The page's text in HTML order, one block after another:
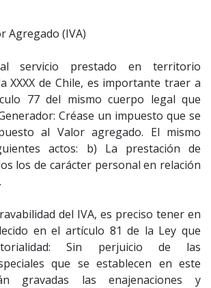
Agregado (IVA)
servicio prestado en territorio
XXXX de Chile, es importante traer a
77 del mismo cuerpo legal que
Créase un impuesto que se
al Valor agregado. El mismo
actos: b) La prestación de
los de carácter personal en relación
del IVA, es preciso tener en
en el artículo 81 de la Ley que
Sin perjuicio de las
que se establecen en este
gravadas las enajenaciones y